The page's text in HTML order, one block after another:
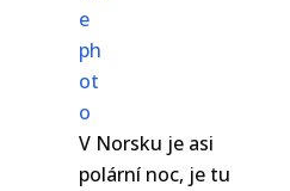
V Norsku je asi
polární noc, je tu